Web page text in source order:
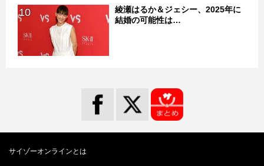
10
綾瀬はるか＆ジェシー、2025年に
結婚の可能性は…
サイゾーオンラインとは